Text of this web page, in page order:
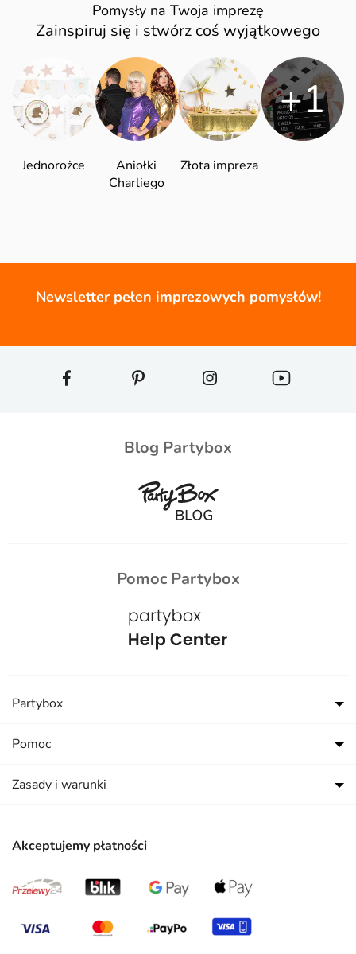
Pomysły na Twoja imprezę
Zainspiruj się i stwórz coś wyjątkowego
Jednorożce
Aniołki
Charliego
Złota impreza
+1
Newsletter pełen imprezowych pomysłów!
Blog Partybox
Pomoc Partybox
Akceptujemy płatności
Partybox
Pomoc
Zasady i warunki